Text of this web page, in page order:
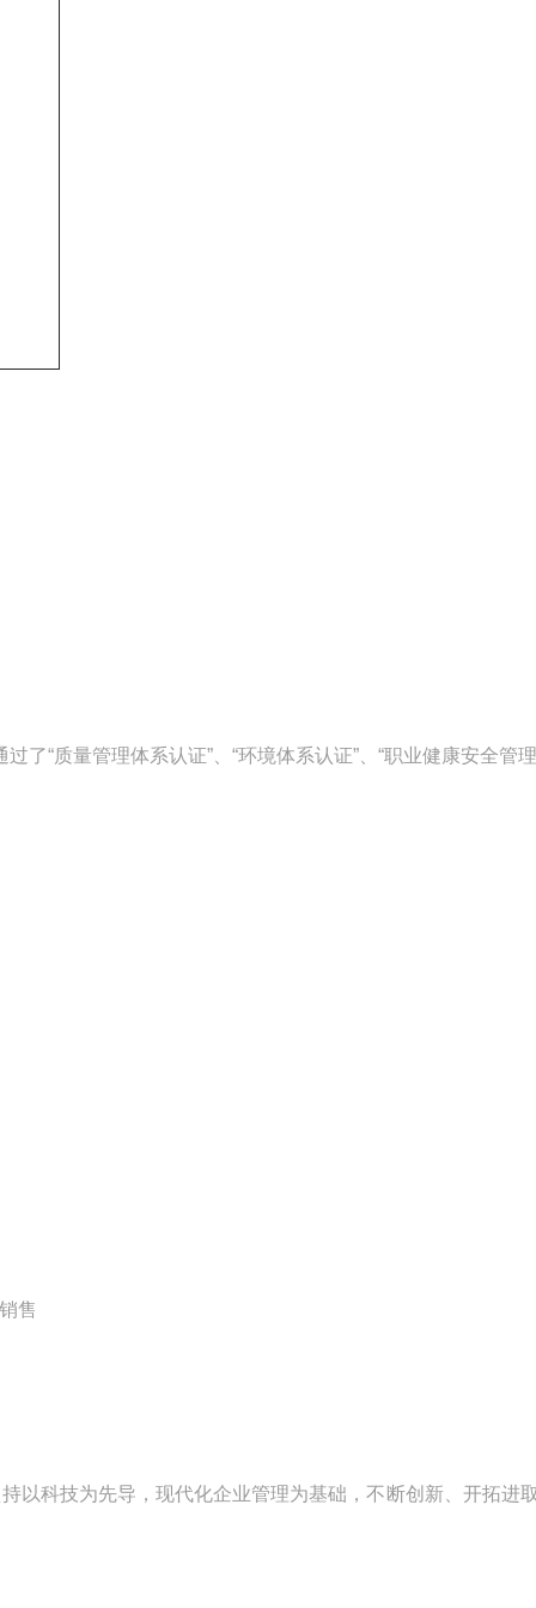
了“质量管理体系认证”、“环境体系认证”、“职业健康安全管
售
以科技为先导，现代化企业管理为基础，不断创新、开拓进